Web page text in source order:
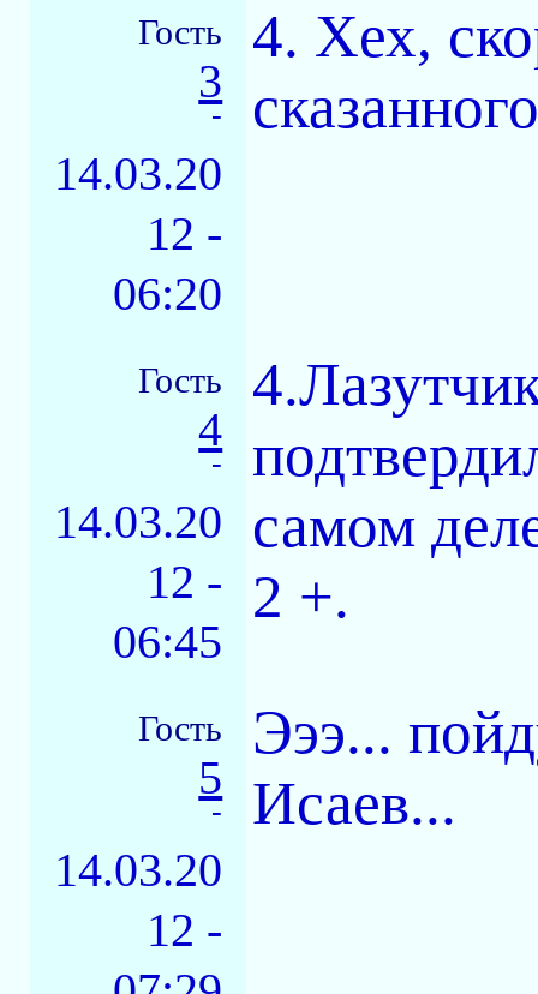
Гость
3
-
14.03.20
12 -
06:20
4. Хех,
Гость
4
-
14.03.20
12 -
06:45
самом
2 +.
Гость
5
-
14.03.20
12 -
Эээ...
Исаев...